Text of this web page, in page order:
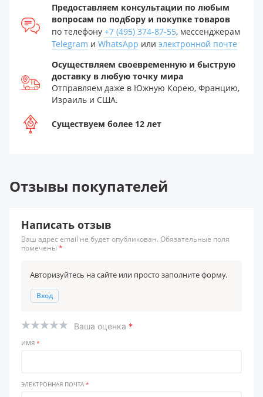
Предоставляем консультации по любым
вопросам по подбору и покупке товаров
по телефону +7 (495) 374-87-55, мессенджерам
Telegram и WhatsApp или электронной почте
Осуществляем своевременную и быструю
доставку в любую точку мира
Отправляем даже в Южную Корею, Францию,
Израиль и США.
Существуем более 12 лет
Отзывы покупателей
Написать отзыв
Ваш адрес email не будет опубликован. Обязательные поля
помечены *
Авторизуйтесь на сайте или просто заполните форму.
Вход
Ваша оценка *
ИМЯ *
ЭЛЕКТРОННАЯ ПОЧТА *